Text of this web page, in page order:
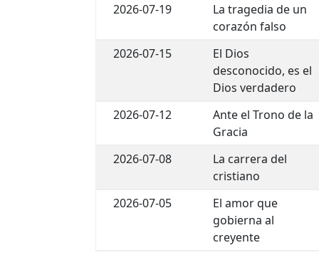
2026-07-19
La tragedia de un
corazón falso
2026-07-15
El Dios
desconocido, es el
Dios verdadero
2026-07-12
Ante el Trono de la
Gracia
2026-07-08
La carrera del
cristiano
2026-07-05
El amor que
gobierna al
creyente